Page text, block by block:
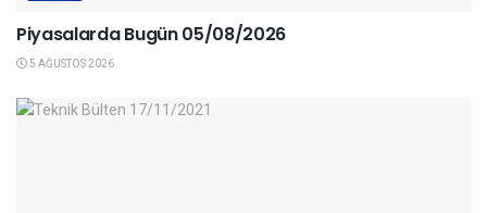
Piyasalarda Bugün 05/08/2026
5 AĞUSTOS 2026